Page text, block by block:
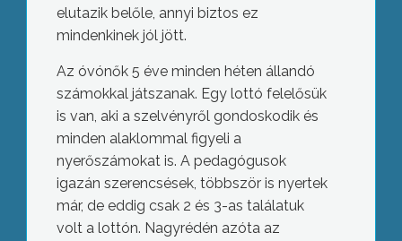
elutazik belőle, annyi biztos ez
mindenkinek jól jött.
Az óvónők 5 éve minden héten állandó
számokkal játszanak. Egy lottó felelősük
is van, aki a szelvényről gondoskodik és
minden alaklommal figyeli a
nyerőszámokat is. A pedagógusok
igazán szerencsések, többször is nyertek
már, de eddig csak 2 és 3-as találatuk
volt a lottón. Nagyrédén azóta az